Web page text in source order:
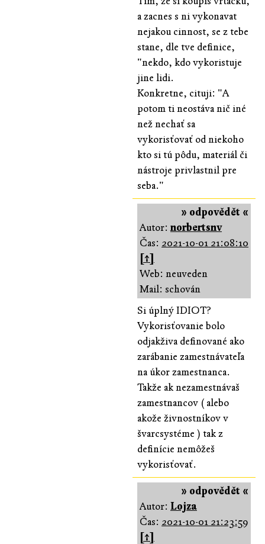
a zacnes s ni vykonavat
nejakou cinnost, se z tebe
stane, dle tve definice,
"nekdo, kdo vykoristuje
jine lidi.
Konkretne, cituji: "A
potom ti neostáva nič iné
než nechať sa
vykorisťovať od niekoho
kto si tú pôdu, materiál či
nástroje privlastnil pre
seba."
» odpovědět «
Autor:norbertsnv
Čas: 2021-10-01 21:08:10
[↑]
Web: neuveden
Mail: schován
Si úplný IDIOT?
Vykorisťovanie bolo
odjakživa definované ako
zarábanie zamestnávateľa
na úkor zamestnanca.
Takže ak nezamestnávaš
zamestnancov ( alebo
akože živnostníkov v
švarcsystéme ) tak z
definície nemôžeš
vykorisťovať.
» odpovědět «
Autor: Lojza
Čas: 2021-10-01 21:23:59
[↑]